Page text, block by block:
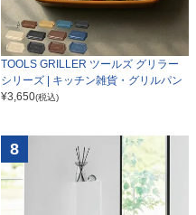
TOOLS GRILLER ツールズ グリラー
シリーズ | キッチン雑貨・グリルパン
¥3,650(税込)
8